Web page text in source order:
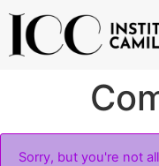
Sorry, but you're not